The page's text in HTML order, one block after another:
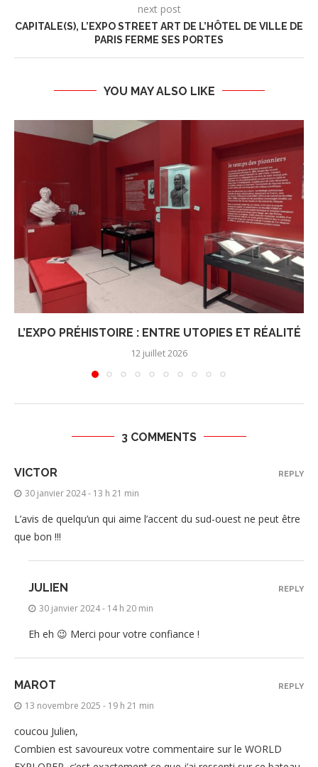
next post
CAPITALE(S), L’EXPO STREET ART DE L’HÔTEL DE VILLE DE
PARIS FERME SES PORTES
YOU MAY ALSO LIKE
L’EXPO PRÉHISTOIRE : ENTRE UTOPIES ET RÉALITÉ
12 juillet 2026
3 COMMENTS
VICTOR
30 janvier 2024 - 13 h 21 min
L’avis de quelqu’un qui aime l’accent du sud-ouest ne peut être
que bon !!!
REPLY
JULIEN
30 janvier 2024 - 14 h 20 min
Eh eh 😉 Merci pour votre confiance !
REPLY
MAROT
13 novembre 2025 - 19 h 21 min
coucou Julien,
Combien est savoureux votre commentaire sur le WORLD
REPLY